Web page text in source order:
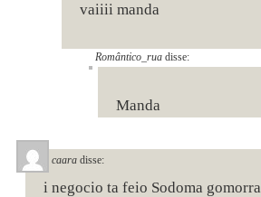
vaiiii manda
Romântico_rua disse:
Manda
caara disse:
i negocio ta feio Sodoma gomorra